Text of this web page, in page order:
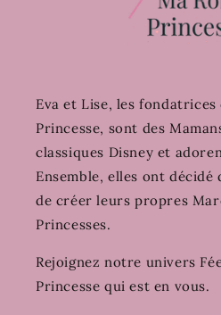
Eva et Lise, les fondatrices
Princesse, sont des
classiques Disney et
Ensemble, elles ont
de créer leurs propres
Princesses.
Rejoignez notre univers
Princesse qui est en vous.